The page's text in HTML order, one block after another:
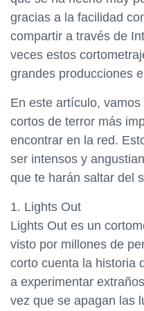
gracias a la facilidad
compartir a través de
veces estos
grandes producciones
En este artículo,
cortos de terror más
encontrar en la red.
ser intensos y
que te harán saltar del
1. Lights Out
Lights Out es un
visto por millones de
corto cuenta la historia
a experimentar
vez que se apagan las